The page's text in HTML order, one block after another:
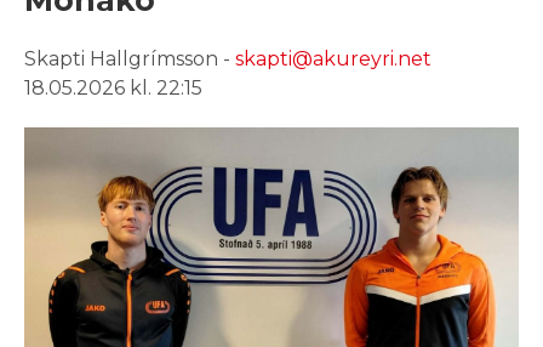
Skapti Hallgrímsson - skapti@akureyri.net
18.05.2026 kl. 22:15